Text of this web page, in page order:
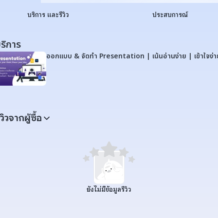
บริการ และรีวิว ประสบการณ์
การ
ออกแบบ & จัดทำ Presentation | เน้นอ่านง่าย | เข้าใจง่
วจากผู้ซื้อ
ยังไม่มีข้อมูลรีวิว